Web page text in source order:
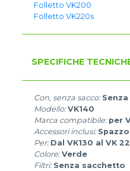
Folletto VK200
Folletto VK220s
SPECIFICHE
Con, senza sacco:
Modello: VK140
Marca compatibile: per
Accessori inclusi:
Per: Dal VK130 al VK
Colore: Verde
Filtri: Senza sacchetto